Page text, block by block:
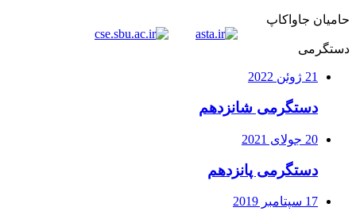
حامیان جاواکاپ
دستگرمی
21 ژوئن 2022
دستگرمی شانزدهم
20 جولای 2021
دستگرمی پانزدهم
17 سپتامبر 2019